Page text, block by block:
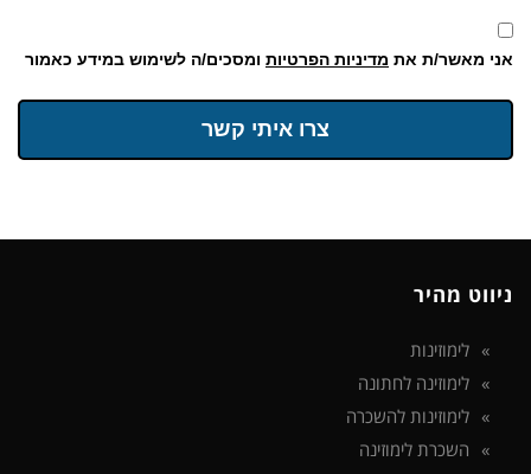
אני מאשר/ת את מדיניות הפרטיות ומסכים/ה לשימוש במידע כאמור
צרו איתי קשר
ניווט מהיר
לימוזינות
לימוזינה לחתונה
לימוזינות להשכרה
השכרת לימוזינה